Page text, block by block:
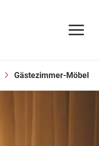
Gästezimmer-Möbel